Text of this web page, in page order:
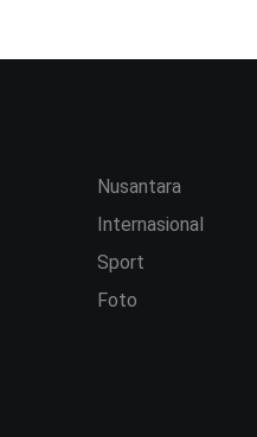
Nusantara
Internasional
Sport
Foto